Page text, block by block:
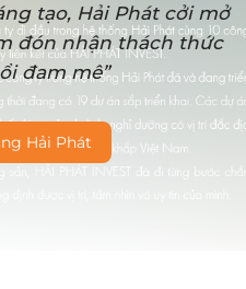
tạo, Hải Phát cởi mở
đón nhận thách thức
đam mê”
Hải Phát